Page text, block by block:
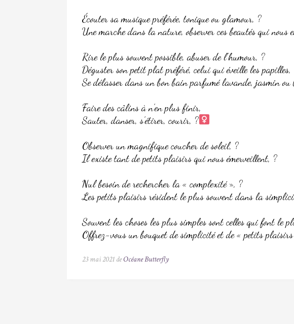
Écouter sa musique préférée, tonique ou glamour, ?
Une marche dans la nature, observer ces beautés qui nous
Rire le plus souvent possible, abuser de l’humour, ?
Déguster son petit plat préféré, celui qui éveille les papilles,
Se délasser dans un bon bain parfumé lavande, jasmin
Faire des câlins à n’en plus finir,
Sauter, danser, s’étirer, courir, ?‍
Observer un magnifique coucher de soleil, ?
Il existe tant de petits plaisirs qui nous émerveillent, ?
Nul besoin de rechercher la « complexité », ?
Les petits plaisirs résident le plus souvent dans la
Souvent les choses les plus simples sont celles qui font le
Offrez-vous un bouquet de simplicité et de « petits
23 mai 2021 deOcéane Butterfly